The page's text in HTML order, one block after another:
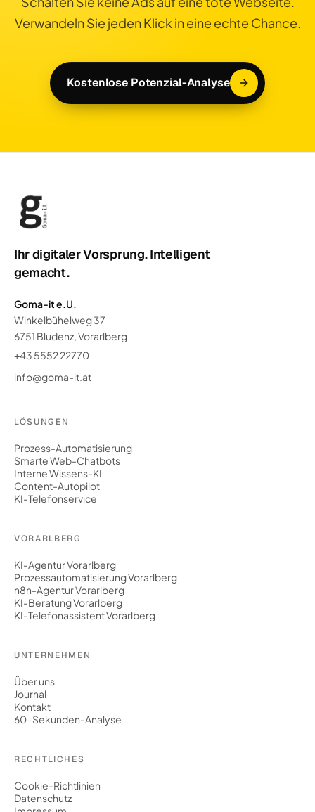
Verwandeln Sie jeden Klick in eine echte Chance.
Kostenlose Potenzial-Analyse
Ihr digitaler Vorsprung. Intelligent
gemacht.
Goma-it e.U.
Winkelbühelweg 37
6751 Bludenz, Vorarlberg
+43 5552 22770
info@goma-it.at
LÖSUNGEN
Prozess-Automatisierung
Smarte Web-Chatbots
Interne Wissens-KI
Content-Autopilot
KI-Telefonservice
VORARLBERG
KI-Agentur Vorarlberg
Prozessautomatisierung Vorarlberg
n8n-Agentur Vorarlberg
KI-Beratung Vorarlberg
KI-Telefonassistent Vorarlberg
UNTERNEHMEN
Über uns
Journal
Kontakt
60-Sekunden-Analyse
RECHTLICHES
Cookie-Richtlinien
Datenschutz